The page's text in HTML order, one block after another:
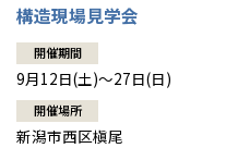
構造現場見学会
開催期間
9月12日(土)～27日(日)
開催場所
新潟市西区槇尾